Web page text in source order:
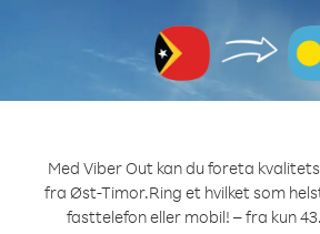
Med Viber Out kan du foreta
fra Øst-Timor.Ring et hvilket som
fasttelefon eller mobil! – fra kun